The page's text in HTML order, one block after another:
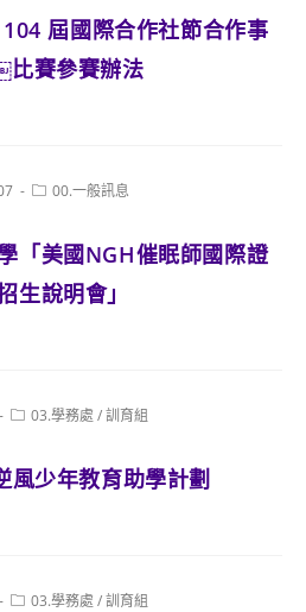
屆國際合作社節合作事
賽參賽辦法
Post00.一般訊息
「美國NGH催眠師國際證
生說明會」
Post03.學務處 /訓育組
風少年教育助學計劃
Post03.學務處 /訓育組